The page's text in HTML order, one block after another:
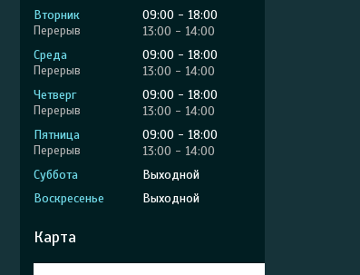
Вторник
09:00
18:00
13:00
14:00
Среда
09:00
18:00
13:00
14:00
Четверг
09:00
18:00
13:00
14:00
Пятница
09:00
18:00
13:00
14:00
Суббота
Выходной
Воскресенье
Выходной
Карта